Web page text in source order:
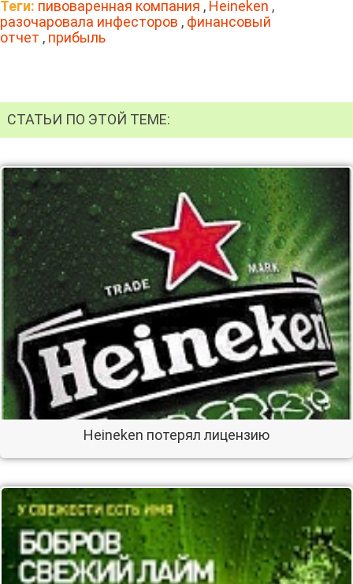
Теги: пивоваренная компания , Heineken ,
разочаровала инфесторов , финансовый
отчет , прибыль
СТАТЬИ ПО ЭТОЙ ТЕМЕ:
Heineken потерял лицензию